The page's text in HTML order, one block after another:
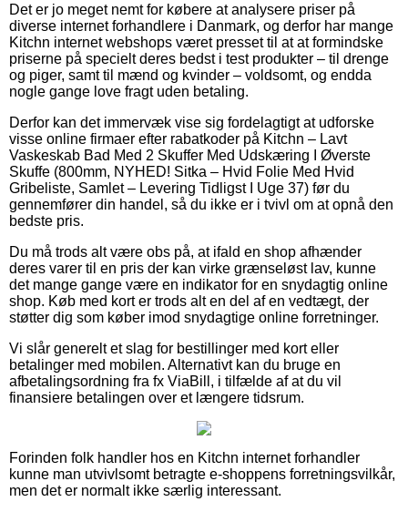
Det er jo meget nemt for købere at analysere priser på
diverse internet forhandlere i Danmark, og derfor har mange
Kitchn internet webshops været presset til at at formindske
priserne på specielt deres bedst i test produkter – til drenge
og piger, samt til mænd og kvinder – voldsomt, og endda
nogle gange love fragt uden betaling.
Derfor kan det immervæk vise sig fordelagtigt at udforske
visse online firmaer efter rabatkoder på Kitchn – Lavt
Vaskeskab Bad Med 2 Skuffer Med Udskæring I Øverste
Skuffe (800mm, NYHED! Sitka – Hvid Folie Med Hvid
Gribeliste, Samlet – Levering Tidligst I Uge 37) før du
gennemfører din handel, så du ikke er i tvivl om at opnå den
bedste pris.
Du må trods alt være obs på, at ifald en shop afhænder
deres varer til en pris der kan virke grænseløst lav, kunne
det mange gange være en indikator for en snydagtig online
shop. Køb med kort er trods alt en del af en vedtægt, der
støtter dig som køber imod snydagtige online forretninger.
Vi slår generelt et slag for bestillinger med kort eller
betalinger med mobilen. Alternativt kan du bruge en
afbetalingsordning fra fx ViaBill, i tilfælde af at du vil
finansiere betalingen over et længere tidsrum.
Forinden folk handler hos en Kitchn internet forhandler
kunne man utvivlsomt betragte e-shoppens forretningsvilkår,
men det er normalt ikke særlig interessant.